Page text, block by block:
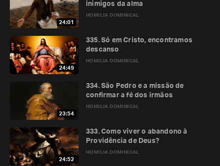
24:01
HOMILIA DOMINICAL
inimigos da alma
24:49
HOMILIA DOMINICAL
335. Só em Cristo, encontramos
descanso
23:54
HOMILIA DOMINICAL
334. São Pedro e a missão de
confirmar a fé dos irmãos
24:52
HOMILIA DOMINICAL
333. Como viver o abandono à
Providência de Deus?